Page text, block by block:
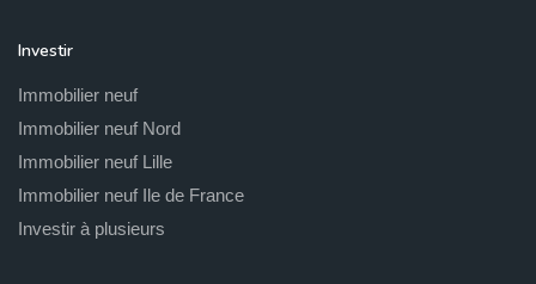
Investir
Immobilier neuf
Immobilier neuf Nord
Immobilier neuf Lille
Immobilier neuf Ile de France
Investir à plusieurs